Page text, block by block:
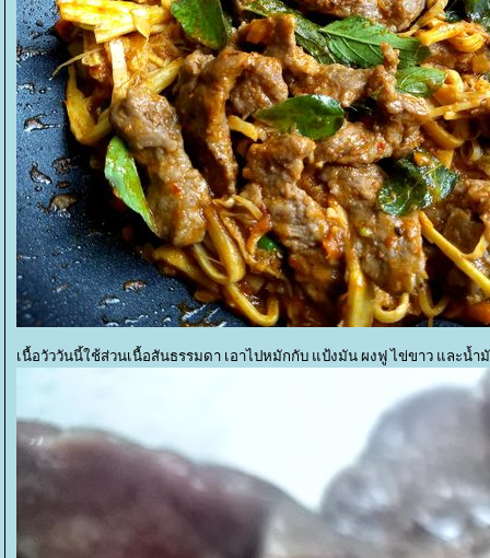
เนื้อวัววันนี้ใช้ส่วนเนื้อสันธรรมดา เอาไปหมักกับ แป้งมัน ผงฟู ไข่ขาว และ